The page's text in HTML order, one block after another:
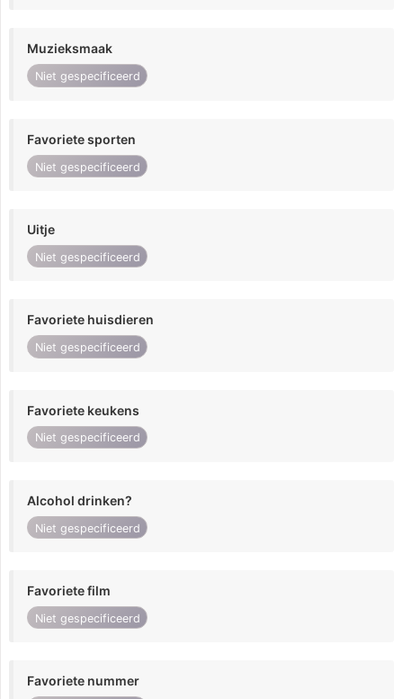
Muzieksmaak
Niet gespecificeerd
Favoriete sporten
Niet gespecificeerd
Uitje
Niet gespecificeerd
Favoriete huisdieren
Niet gespecificeerd
Favoriete keukens
Niet gespecificeerd
Alcohol drinken?
Niet gespecificeerd
Favoriete film
Niet gespecificeerd
Favoriete nummer